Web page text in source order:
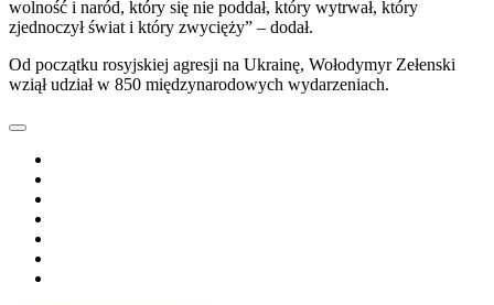
wolność i naród, który się nie poddał, który wytrwał, który
zjednoczył świat i który zwycięży” – dodał.
Od początku rosyjskiej agresji na Ukrainę, Wołodymyr Zełenski
wziął udział w 850 międzynarodowych wydarzeniach.